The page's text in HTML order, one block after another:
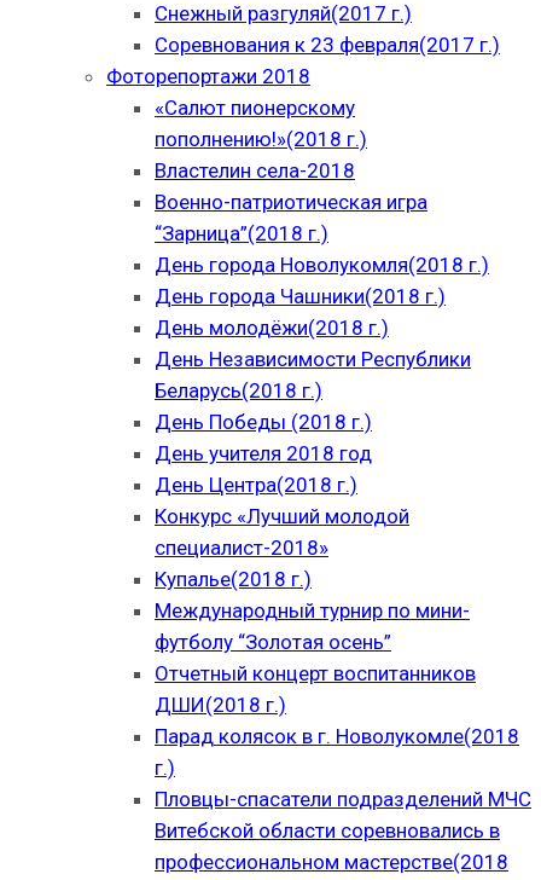
Снежный разгуляй(2017 г.)
Соревнования к 23 февраля(2017 г.)
Фоторепортажи 2018
«Салют пионерскому
пополнению!»(2018 г.)
Властелин села-2018
Военно-патриотическая игра
“Зарница”(2018 г.)
День города Новолукомля(2018 г.)
День города Чашники(2018 г.)
День молодёжи(2018 г.)
День Независимости Республики
Беларусь(2018 г.)
День Победы (2018 г.)
День учителя 2018 год
День Центра(2018 г.)
Конкурс «Лучший молодой
специалист-2018»
Купалье(2018 г.)
Международный турнир по мини-
футболу “Золотая осень”
Отчетный концерт воспитанников
ДШИ(2018 г.)
Парад колясок в г. Новолукомле(2018
г.)
Пловцы-спасатели подразделений МЧС
Витебской области соревновались в
профессиональном мастерстве(2018